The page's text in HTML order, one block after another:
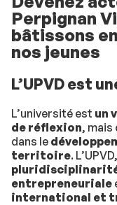
Perpignan
bâtissons
nos jeunes
L’UPVD est
L’université est un
de réflexion, mais
dans le
territoire.
entrepreneuriale
international et